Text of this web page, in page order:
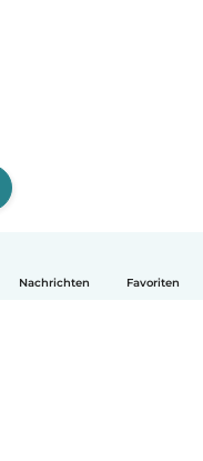
Nachrichten Favoriten